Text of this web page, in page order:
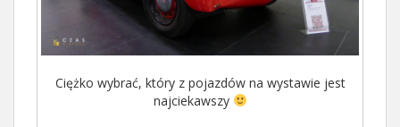
Ciężko wybrać, który z pojazdów na wystawie jest
najciekawszy